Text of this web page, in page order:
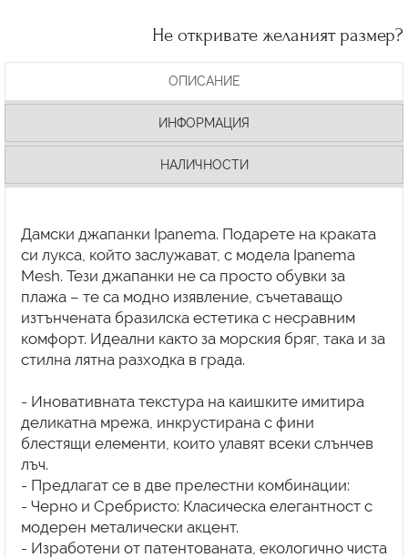
Не откривате желаният размер?
ОПИСАНИЕ
ИНФОРМАЦИЯ
НАЛИЧНОСТИ
Дамски джапанки Ipanema. Подарете на краката
си лукса, който заслужават, с модела Ipanema
Mesh. Тези джапанки не са просто обувки за
плажа – те са модно изявление, съчетаващо
изтънчената бразилска естетика с несравним
комфорт. Идеални както за морския бряг, така и за
стилна лятна разходка в града.
- Иновативната текстура на каишките имитира
деликатна мрежа, инкрустирана с фини
блестящи елементи, които улавят всеки слънчев
лъч.
- Предлагат се в две прелестни комбинации:
- Черно и Сребристо: Класическа елегантност с
модерен металически акцент.
- Изработени от патентованата, екологично чиста